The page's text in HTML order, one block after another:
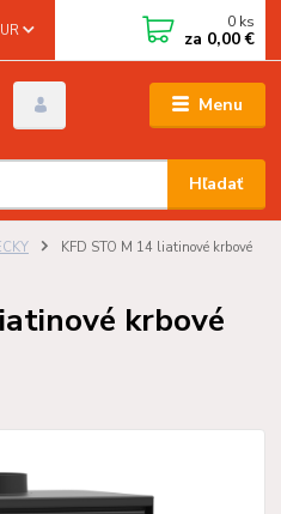
Menu
Hľadať
0 ks
za 0,00 €
KFD STO M 14 liatinové krbové
krbové